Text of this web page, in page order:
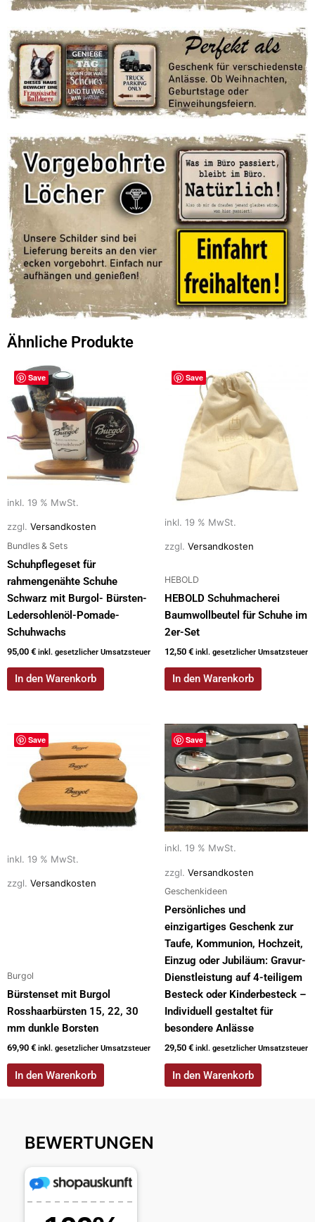
Ähnliche Produkte
Save
inkl. 19 % MwSt.
zzgl. Versandkosten
Bundles & Sets
Schuhpflegeset für
rahmengenähte Schuhe
Schwarz mit Burgol- Bürsten-
Ledersohlenöl-Pomade-
Schuhwachs
95,00 € inkl. gesetzlicher Umsatzsteuer
In den Warenkorb
Save
inkl. 19 % MwSt.
zzgl. Versandkosten
HEBOLD
HEBOLD Schuhmacherei
Baumwollbeutel für Schuhe im
2er-Set
12,50 € inkl. gesetzlicher Umsatzsteuer
In den Warenkorb
Save
inkl. 19 % MwSt.
zzgl. Versandkosten
Burgol
Bürstenset mit Burgol
Rosshaarbürsten 15, 22, 30
mm dunkle Borsten
69,90 € inkl. gesetzlicher Umsatzsteuer
In den Warenkorb
Save
inkl. 19 % MwSt.
zzgl. Versandkosten
Geschenkideen
Persönliches und
einzigartiges Geschenk zur
Taufe, Kommunion, Hochzeit,
Einzug oder Jubiläum: Gravur-
Dienstleistung auf 4-teiligem
Besteck oder Kinderbesteck –
Individuell gestaltet für
besondere Anlässe
29,50 € inkl. gesetzlicher Umsatzsteuer
In den Warenkorb
BEWERTUNGEN